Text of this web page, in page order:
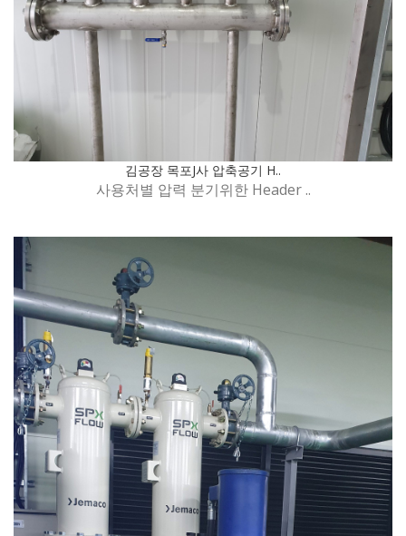
김공장 목포J사 압축공기 H..
사용처별 압력 분기위한 Header ..